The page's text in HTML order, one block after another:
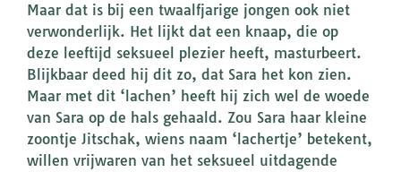
Maar dat is bij een twaalfjarige jongen ook niet
verwonderlijk. Het lijkt dat een knaap, die op
deze leeftijd seksueel plezier heeft, masturbeert.
Blijkbaar deed hij dit zo, dat Sara het kon zien.
Maar met dit ‘lachen’ heeft hij zich wel de woede
van Sara op de hals gehaald. Zou Sara haar kleine
zoontje Jitschak, wiens naam ‘lachertje’ betekent,
willen vrijwaren van het seksueel uitdagende